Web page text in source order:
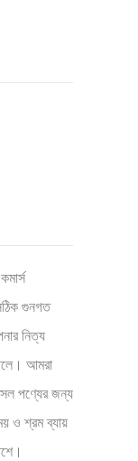
গুনগত
নিত্য
আমরা
পণ্যের জন্য
ও শ্রম ব্যায়